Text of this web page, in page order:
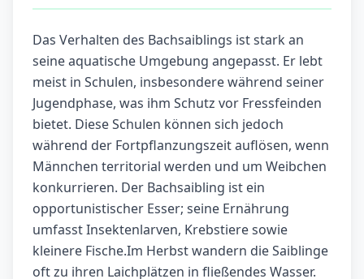
Das Verhalten des Bachsaiblings ist stark an
seine aquatische Umgebung angepasst. Er lebt
meist in Schulen, insbesondere während seiner
Jugendphase, was ihm Schutz vor Fressfeinden
bietet. Diese Schulen können sich jedoch
während der Fortpflanzungszeit auflösen, wenn
Männchen territorial werden und um Weibchen
konkurrieren. Der Bachsaibling ist ein
opportunistischer Esser; seine Ernährung
umfasst Insektenlarven, Krebstiere sowie
kleinere Fische.Im Herbst wandern die Saiblinge
oft zu ihren Laichplätzen in fließendes Wasser.